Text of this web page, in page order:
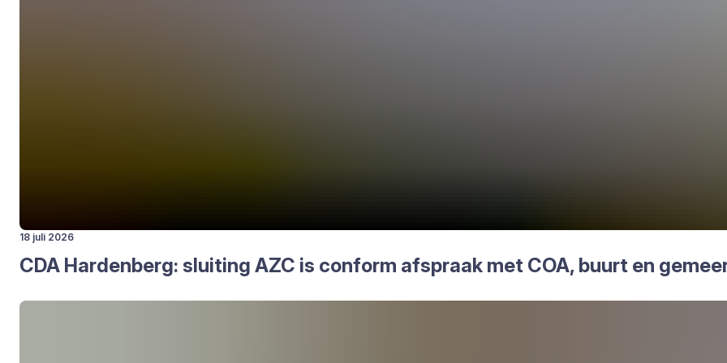
18 juli 2026
CDA Har­den­berg: slui­ting AZC is con­form afspraak met COA, buurt en